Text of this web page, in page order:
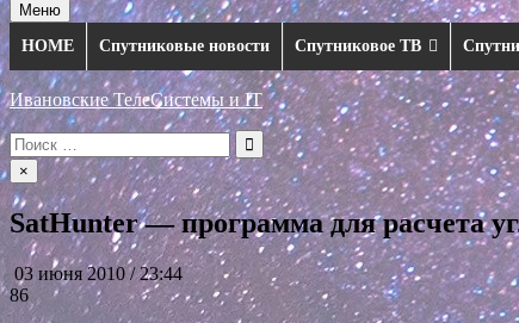
Меню
HOME
Спутниковые новости Спутниковое ТВ
Ивановские ТелеСистемы и IT
Искать:
×
SatHunter — программа для расчета
03 июня 2010 / 23:44
86